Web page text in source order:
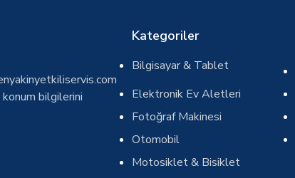
konum bilgilerini
Kategoriler
Bilgisayar & Tablet
Elektronik Ev Aletleri
Fotoğraf Makinesi
Otomobil
Motosiklet & Bisiklet